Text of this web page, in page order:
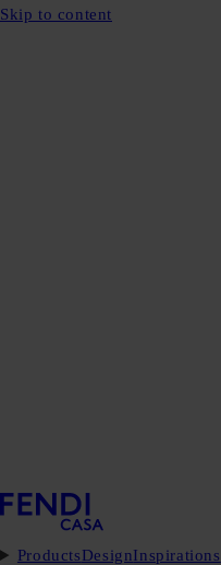
Skip to content
ProductsDesignInspirations